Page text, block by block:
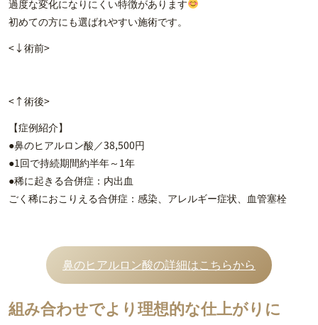
過度な変化になりにくい特徴があります
初めての方にも選ばれやすい施術です。
<↓術前>
<↑術後>
【症例紹介】
●鼻のヒアルロン酸／38,500円
●1回で持続期間約半年～1年
●稀に起きる合併症：内出血
ごく稀におこりえる合併症：感染、アレルギー症状、血管塞栓
鼻のヒアルロン酸の詳細はこちらから
組み合わせでより理想的な仕上がりに